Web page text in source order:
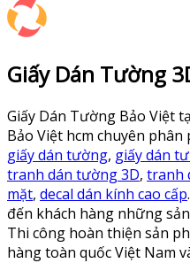
Giấy Dán Tường
Giấy Dán Tường Bảo Việt
Bảo Việt hcm chuyên
giấy dán tường, giấy dán
tranh dán tường 3D, tranh
mặt, decal dán kính cao cấp
đến khách hàng những
Thi công hoàn thiện sản
hàng toàn quốc Việt Nam